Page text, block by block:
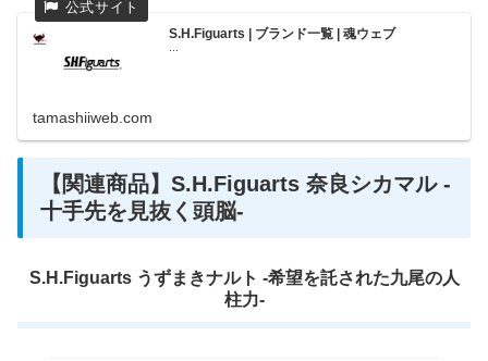
S.H.Figuarts | ブランド一覧 | 魂ウェブ
tamashiiweb.com
【関連商品】S.H.Figuarts 奈良シカマル -
十手先を見抜く頭脳-
S.H.Figuarts うずまきナルト -希望を託された九尾の人
柱力-